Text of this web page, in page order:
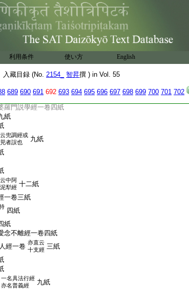
利用条件 使い方 English
入藏目録 (No. 2154_ 智昇撰 ) in Vol. 55
689 690 691 692 693 694 695 696 697 698 699 700 701 702
卷
亂經
五紙
同帙
一名羅漢
頼吒和羅經
十一紙
重經一卷
七紙
離功徳經一卷
一紙
須達
經
四紙
羅門説學經一卷四紙
紙
兜調經或
者誤也
九紙
中阿
犁經 十二紙
一卷三紙
四紙
紙
念不離經一卷四紙
經一卷 亦直云
十支經 三紙
一名具法行經
亦名普義經
九紙